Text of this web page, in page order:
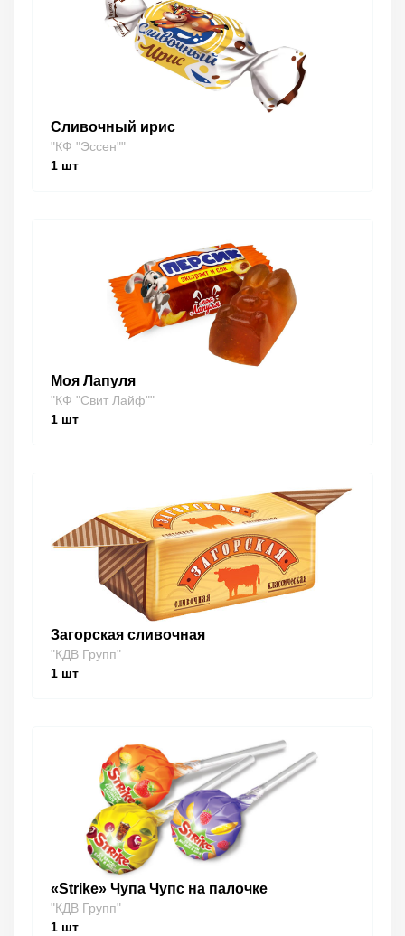
Сливочный ирис
"КФ "Эссен""
1 шт
Моя Лапуля
"КФ "Свит Лайф""
1 шт
Загорская сливочная
"КДВ Групп"
1 шт
«Strike» Чупа Чупс на палочке
"КДВ Групп"
1 шт